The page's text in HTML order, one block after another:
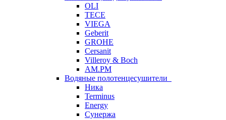
OLI
TECE
VIEGA
Geberit
GROHE
Cersanit
Villeroy & Boch
AM.PM
Водяные полотенцесушители
Ника
Terminus
Energy
Сунержа